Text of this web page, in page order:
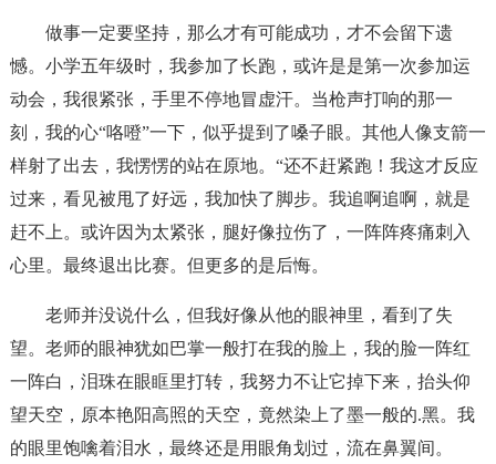
做事一定要坚持，那么才有可能成功，才不会留下遗
憾。小学五年级时，我参加了长跑，或许是是第一次参加运
动会，我很紧张，手里不停地冒虚汗。当枪声打响的那一
刻，我的心“咯噔”一下，似乎提到了嗓子眼。其他人像支箭一
样射了出去，我愣愣的站在原地。“还不赶紧跑！我这才反应
过来，看见被甩了好远，我加快了脚步。我追啊追啊，就是
赶不上。或许因为太紧张，腿好像拉伤了，一阵阵疼痛刺入
心里。最终退出比赛。但更多的是后悔。
老师并没说什么，但我好像从他的眼神里，看到了失
望。老师的眼神犹如巴掌一般打在我的脸上，我的脸一阵红
一阵白，泪珠在眼眶里打转，我努力不让它掉下来，抬头仰
望天空，原本艳阳高照的天空，竟然染上了墨一般的.黑。我
的眼里饱噙着泪水，最终还是用眼角划过，流在鼻翼间。